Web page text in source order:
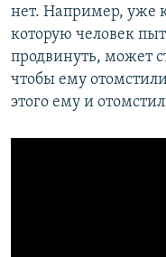
нет. Например, уже
которую человек
продвинуть, может
чтобы ему
этого ему и